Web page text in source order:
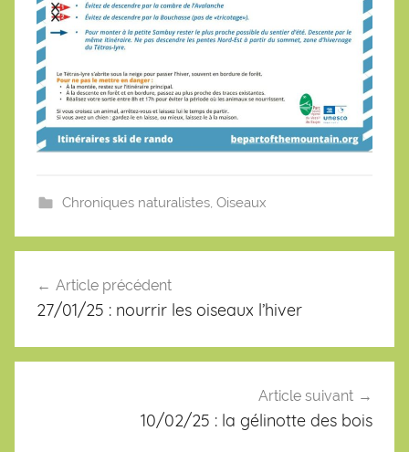
Chroniques naturalistes, Oiseaux
l’article
Article précédent
27/01/25 : nourrir les oiseaux l’hiver
Article suivant
10/02/25 : la gélinotte des bois